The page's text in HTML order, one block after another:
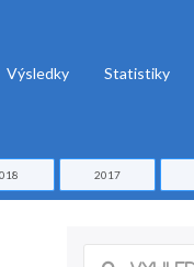
Výsledky Statistiky
2017